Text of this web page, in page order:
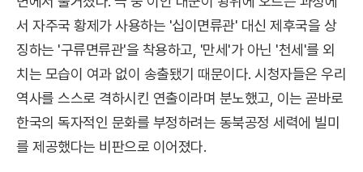
서 자주국 황제가 사용하는 '십이면류관' 대신 제후국을 상
징하는 '구류면류관'을 착용하고, '만세'가 아닌 '천세'를 외
치는 모습이 여과 없이 송출됐기 때문이다. 시청자들은 우리
역사를 스스로 격하시킨 연출이라며 분노했고, 이는 곧바로
한국의 독자적인 문화를 부정하려는 동북공정 세력에 빌미
를 제공했다는 비판으로 이어졌다.